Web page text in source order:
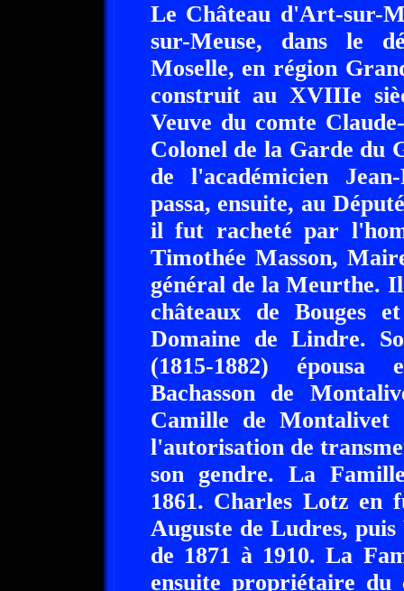
Le Château d'Art-sur-
sur-Meuse, dans le
Moselle, en région
construit au XVIIIe
Veuve du comte
Colonel de la Garde du
de l'académicien
passa, ensuite, au
il fut racheté par
Timothée Masson,
général de la Meurthe.
châteaux de Bouges
Domaine de Lindre.
(1815-1882) épousa
Bachasson de
Camille de
l'autorisation de
son gendre. La
1861. Charles Lotz en
Auguste de Ludres,
de 1871 à 1910. La
ensuite propriétaire du